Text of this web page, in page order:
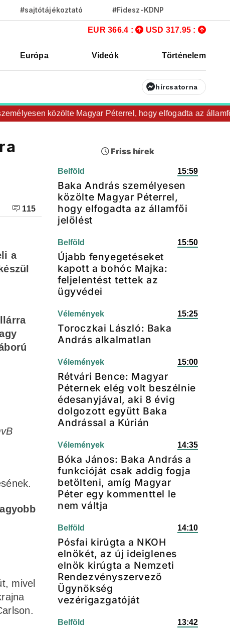
#sajtótájékoztató #Fidesz-KDNP
EUR 366.4 : USD 317.95 :
Európa Videók Történelem
hírcsatorna
közölte Magyar Péterrel, hogy elfogadta az államfői
115
a
mivel
Friss hírek
Belföld 15:59
Baka András személyesen
közölte Magyar Péterrel,
hogy elfogadta az államfői
jelölést
Belföld 15:50
Újabb fenyegetéseket
kapott a bohóc Majka:
feljelentést tettek az
ügyvédei
Vélemények 15:25
Toroczkai László: Baka
András alkalmatlan
Vélemények 15:00
Rétvári Bence: Magyar
Péternek elég volt beszélnie
édesanyjával, aki 8 évig
dolgozott együtt Baka
Andrással a Kúrián
Vélemények 14:35
Bóka János: Baka András a
funkcióját csak addig fogja
betölteni, amíg Magyar
Péter egy kommenttel le
nem váltja
Belföld 14:10
Pósfai kirúgta a NKOH
elnökét, az új ideiglenes
elnök kirúgta a Nemzeti
Rendezvényszervező
Ügynökség
vezérigazgatóját
Belföld 13:42